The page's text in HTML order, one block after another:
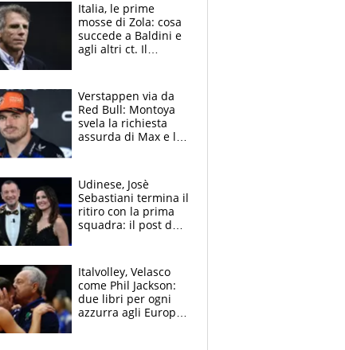
Italia, le prime
mosse di Zola: cosa
succede a Baldini e
agli altri ct. Il
azzurri
Verstappen via da
Red Bull: Montoya
svela la richiesta
assurda di Max e lo
McLaren siano
meglio?”
Udinese, Josè
Sebastiani termina il
ritiro con la prima
squadra: il post del
sfondo
Italvolley, Velasco
come Phil Jackson:
due libri per ogni
azzurra agli Europei.